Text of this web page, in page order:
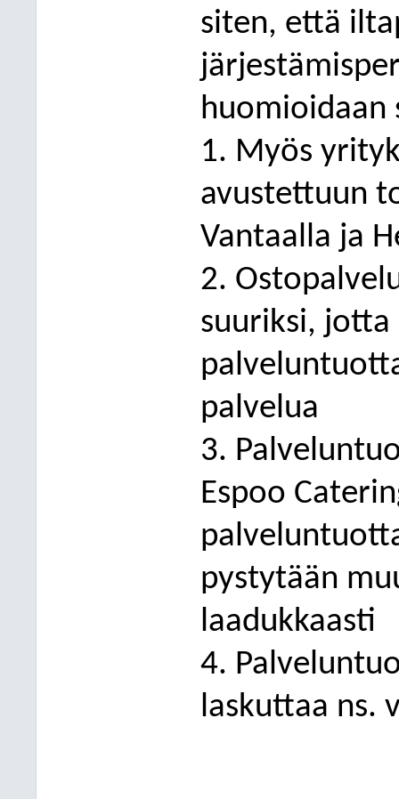
siten, että
huomioidaan
1. Myös
avustettuun
Vantaalla ja
2.
suuriksi,
palvelua
3.
Espoo
pystytään
laadukkaasti
4.
laskuttaa ns.